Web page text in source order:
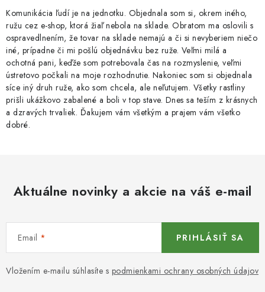
Komunikácia ľudí je na jednotku. Objednala som si, okrem iného,
ružu cez e-shop, ktorá žiaľ nebola na sklade. Obratom ma oslovili s
ospravedlnením, že tovar na sklade nemajú a či si nevyberiem niečo
iné, prípadne či mi pošlú objednávku bez ruže. Veľmi milá a
ochotná pani, keďže som potrebovala čas na rozmyslenie, veľmi
ústretovo počkali na moje rozhodnutie. Nakoniec som si objednala
síce iný druh ruže, ako som chcela, ale neľutujem. Všetky rastliny
prišli ukážkovo zabalené a boli v top stave. Dnes sa teším z krásnych
a dzravých trvaliek. Ďakujem vám všetkým a prajem vám všetko
dobré.
Aktuálne novinky a akcie na váš e-mail
Email
Vložením e-mailu súhlasíte s podmienkami ochrany osobných údajov
PRIHLÁSIŤ SA